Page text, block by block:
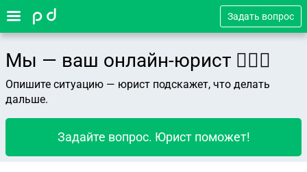
Задать вопрос
Мы — ваш онлайн-юрист 👨🏻‍⚖️
Опишите ситуацию — юрист подскажет, что делать
дальше.
Задайте вопрос. Юрист поможет!